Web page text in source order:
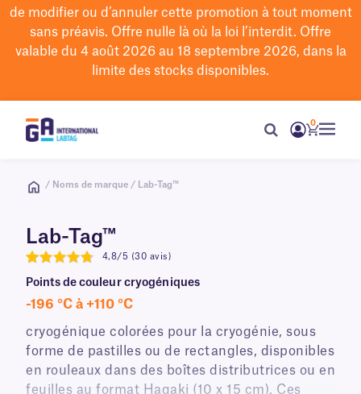
de modifierou d’annuler cette promotion à tout moment
sans préavis. Offre nulle là où la loi l’interdit. Offre
valable du 4 août 2026 au 18 septembre 2026, dans la
limite des stocks disponibles.
0
/ Noms de marque / Lab-Tag™
Lab-Tag™
4.8
4,8/5 (30 avis)
Points de couleur cryogéniques
-196 °C à +110 °C
cryogénique colorées pour la cryogénie, sous
forme de pastilles ou de rectangles, disponibles
en rouleaux dans des boîtes distributrices ou en
feuilles au format Hagaki (10 x 15 cm). Ces